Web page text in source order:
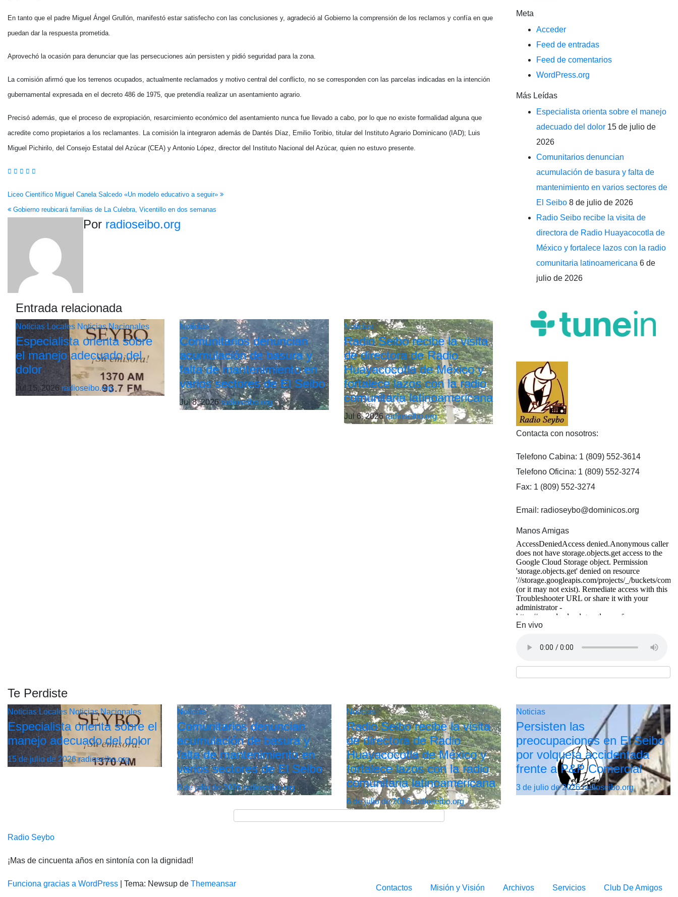
En tanto que el padre Miguel Ángel Grullón, manifestó estar satisfecho con las conclusiones y, agradeció al Gobierno la comprensión de los reclamos y confía en que
puedan dar la respuesta prometida.
Aprovechó la ocasión para denunciar que las persecuciones aún persisten y pidió seguridad para la zona.
La comisión afirmó que los terrenos ocupados, actualmente reclamados y motivo central del conflicto, no se corresponden con las parcelas indicadas en la intención
gubernamental expresada en el decreto 486 de 1975, que pretendía realizar un asentamiento agrario.
Precisó además, que el proceso de expropiación, resarcimiento económico del asentamiento nunca fue llevado a cabo, por lo que no existe formalidad alguna que
acredite como propietarios a los reclamantes. La comisión la integraron además de Dantés Díaz, Emilio Toribio, titular del Instituto Agrario Dominicano (IAD); Luis
Miguel Pichirilo, del Consejo Estatal del Azúcar (CEA) y Antonio López, director del Instituto Nacional del Azúcar, quien no estuvo presente.
Navegación
de
entradas
Liceo Científico Miguel Canela Salcedo «Un modelo educativo a seguir»
Gobierno reubicará familias de La Culebra, Vicentillo en dos semanas
Por radioseibo.org
Entrada relacionada
Noticias Locales Noticias Nacionales
Especialista orienta sobre
el manejo adecuado del
dolor
Jul 15, 2026 radioseibo.org
Noticias
Comunitarios denuncian
acumulación de basura y
falta de mantenimiento en
varios sectores de El Seibo
Jul 8, 2026radioseibo.org
Noticias
Radio Seibo recibe la visita
de directora de Radio
Huayacocotla de México y
fortalece lazos con la radio
comunitaria latinoamericana
Jul 6, 2026radioseibo.org
Meta
Acceder
Feed de entradas
Feed de comentarios
WordPress.org
Más Leídas
Especialista orienta sobre el manejo
adecuado del dolor 15 de julio de
2026
Comunitarios denuncian
acumulación de basura y falta de
mantenimiento en varios sectores de
El Seibo 8 de julio de 2026
Radio Seibo recibe la visita de
directora de Radio Huayacocotla de
México y fortalece lazos con la radio
comunitaria latinoamericana 6 de
julio de 2026
Contacta con nosotros:
Telefono Cabina: 1 (809) 552-3614
Telefono Oficina: 1 (809) 552-3274
Fax: 1 (809) 552-3274
Email: radioseybo@dominicos.org
Manos Amigas
En vivo
Te Perdiste
Noticias Locales Noticias Nacionales
Especialista orienta sobre el
manejo adecuado del dolor
15 de julio de 2026radioseibo.org
Noticias
Comunitarios denuncian
acumulación de basura y
falta de mantenimiento en
varios sectores de El Seibo
8 de julio de 2026radioseibo.org
Noticias
Radio Seibo recibe la visita
de directora de Radio
Huayacocotla de México y
fortalece lazos con la radio
comunitaria latinoamericana
6 de julio de 2026radioseibo.org
Noticias
Persisten las
preocupaciones en El Seibo
por volqueta accidentada
frente a P&P Comercial
3 de julio de 2026radioseibo.org
Radio Seybo
¡Mas de cincuenta años en sintonía con la dignidad!
Funciona gracias a WordPress Tema: Newsup de Themeansar Contactos Misión y Visión Archivos Servicios Club De Amigos